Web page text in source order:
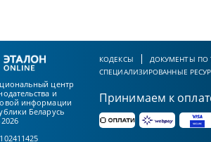
центр
и
информации
Беларусь
КОДЕКСЫ ДОКУМЕНТЫ ПО
СПЕЦИАЛИЗИРОВАННЫЕ
Принимаем к